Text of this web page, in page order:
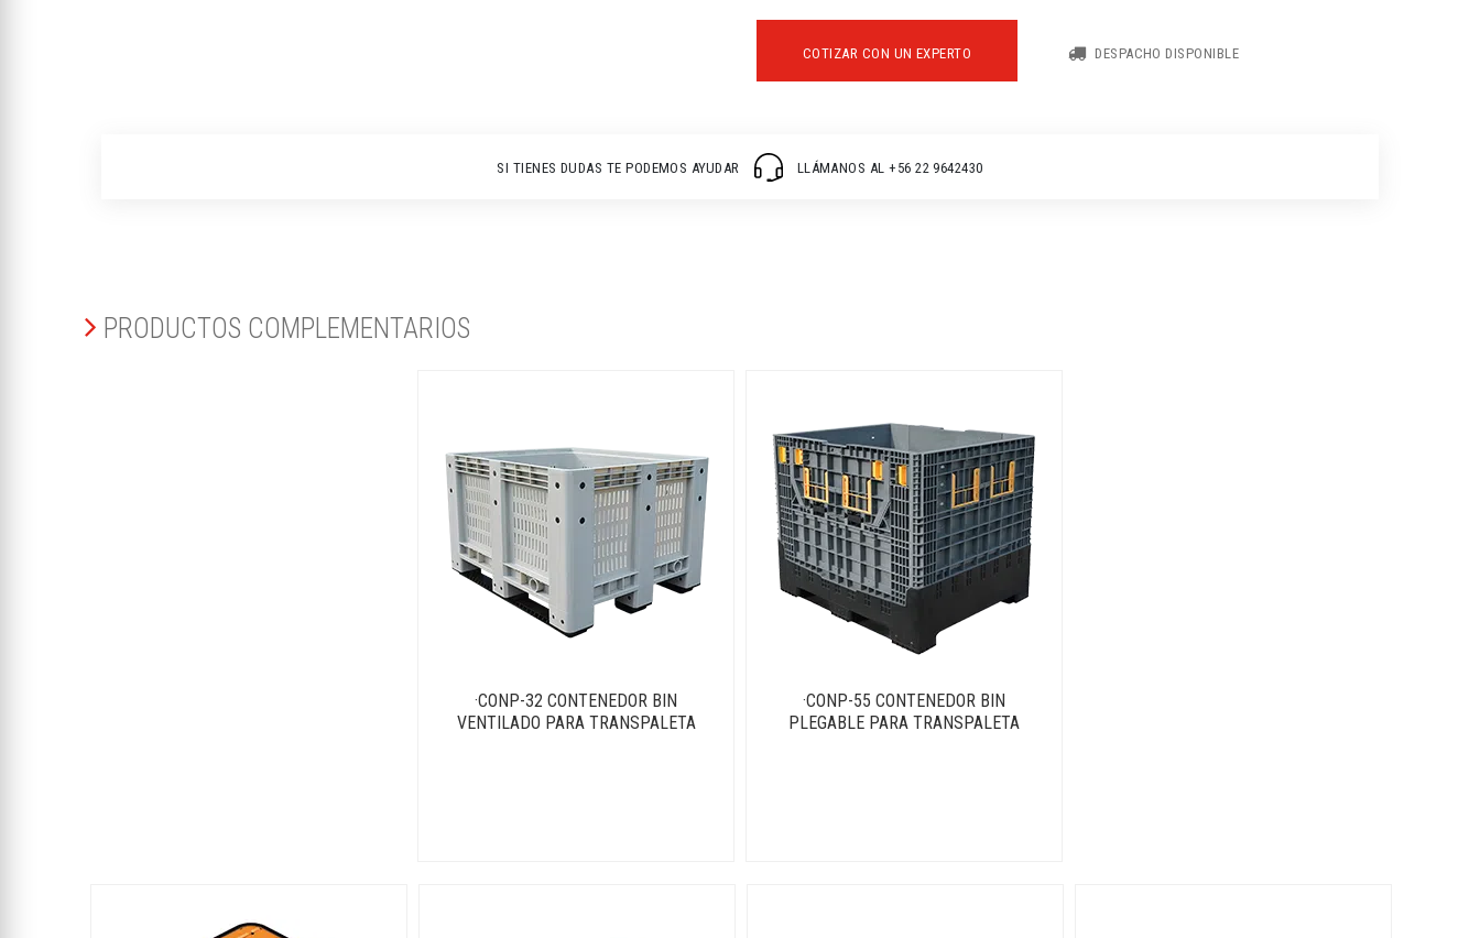
COTIZAR CON UN EXPERTO DESPACHO DISPONIBLE
SI TIENES DUDAS TE PODEMOS AYUDAR LLÁMANOS AL +56 22 9642430
PRODUCTOS COMPLEMENTARIOS
·CONP-32 CONTENEDOR BIN
VENTILADO PARA TRANSPALETA
·CONP-55 CONTENEDOR BIN
PLEGABLE PARA TRANSPALETA